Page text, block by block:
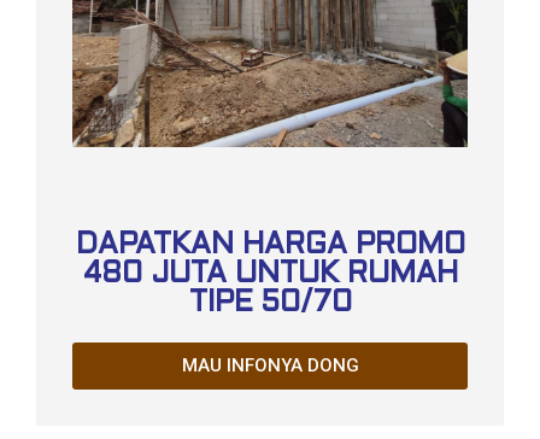
DAPATKAN HARGA PROMO
480 JUTA UNTUK RUMAH
TIPE 50/70
MAU INFONYA DONG